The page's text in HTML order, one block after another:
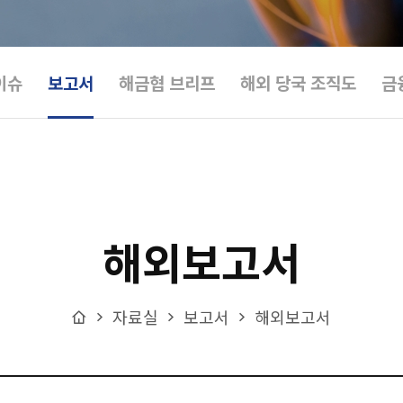
슈 보고서 해금협 브리프 해외 당국 조직도 금
해외보고서
Home
자료실 보고서 해외보고서